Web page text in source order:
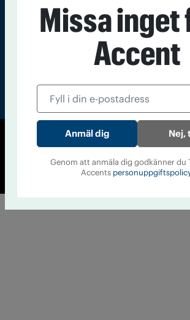
Accent
© Tidningen Accent 2026
Cookiepolicy
Missa inget
Accent
Nej,
Genom att anmäla dig godkänner du
Accents